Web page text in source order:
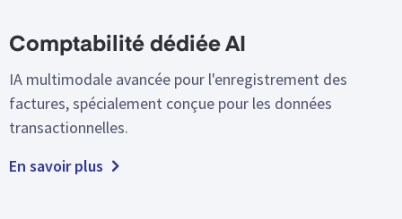
Comptabilité dédiée AI
IA multimodale avancée pour l'enregistrement des
factures, spécialement conçue pour les données
transactionnelles.
En savoir plus